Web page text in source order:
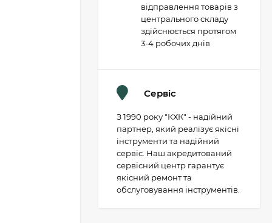
відправлення товарів з
центрального складу
здійснюється протягом
3-4 робочих днів
Сервіс
З 1990 року "КХК" - надійний
партнер, який реалізує якісні
інструменти та надійний
сервіс. Наш акредитований
сервісний центр гарантує
якісний ремонт та
обслуговування інструментів.